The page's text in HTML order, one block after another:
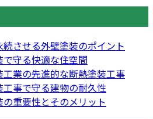
続させる外壁塗装のポイント
で守る快適な住空間
工業の先進的な断熱塗装工事
工事で守る建物の耐久性
の重要性とそのメリット